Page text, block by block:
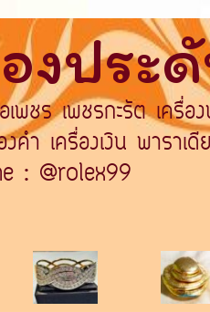
งประ
พชร เพชรกะรัต เครื่
ำ เครื่องเงิน พาราเ
: @rolex99